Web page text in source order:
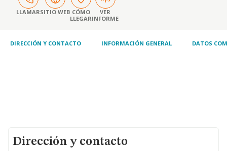
LLAMARSITIO WEB CÓMO
LLEGAR
VER
INFORME
DIRECCIÓN Y CONTACTO INFORMACIÓN GENERAL DATOS
Dirección y contacto